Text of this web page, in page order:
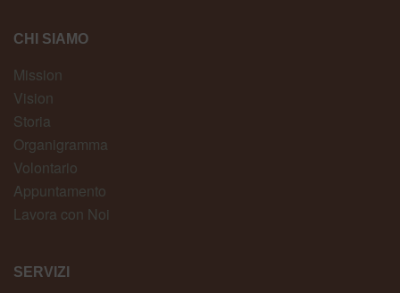
CHI SIAMO
Mission
Vision
Storia
Organigramma
Volontario
Appuntamento
Lavora con Noi
SERVIZI